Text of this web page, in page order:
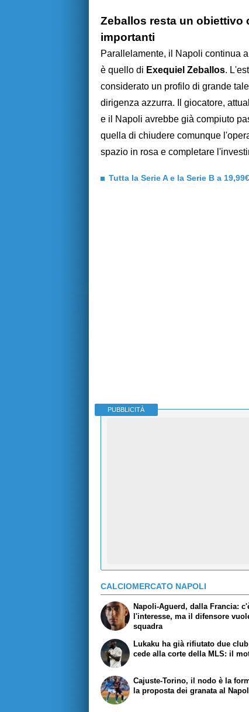
Zeballos resta un obiettivo
importanti
Parallelamente, il Napoli continua
è quello di Exequiel Zeballos.
considerato un profilo di grande
dirigenza azzurra. Il giocatore,
e il Napoli avrebbe già compiuto
quella di chiudere comunque
spazio in rosa e completare
Tutta la Serie A e la Serie B a
PUBBLICITÀ
CALCIOMERCATO NAPOLI
Napoli-Aguerd, dalla Francia:
l'interesse, ma il difensore
squadra
Lukaku ha già rifiutato due
cede alla corte della MLS: il
Cajuste-Torino, il nodo è la
la proposta dei granata al